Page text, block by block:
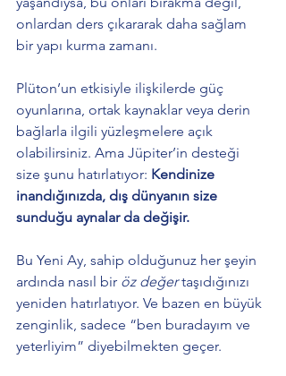
onlardan ders çıkararak daha sağlam
bir yapı kurma zamanı.
Plüton’un etkisiyle ilişkilerde güç
oyunlarına, ortak kaynaklar veya derin
bağlarla ilgili yüzleşmelere açık
olabilirsiniz. Ama Jüpiter’in desteği
size şunu hatırlatıyor: Kendinize
inandığınızda, dış dünyanın size
sunduğu aynalar da değişir.
Bu Yeni Ay, sahip olduğunuz her şeyin
ardında nasıl bir öz değer taşıdığınızı
yeniden hatırlatıyor. Ve bazen en büyük
zenginlik, sadece “ben buradayım ve
yeterliyim” diyebilmekten geçer.